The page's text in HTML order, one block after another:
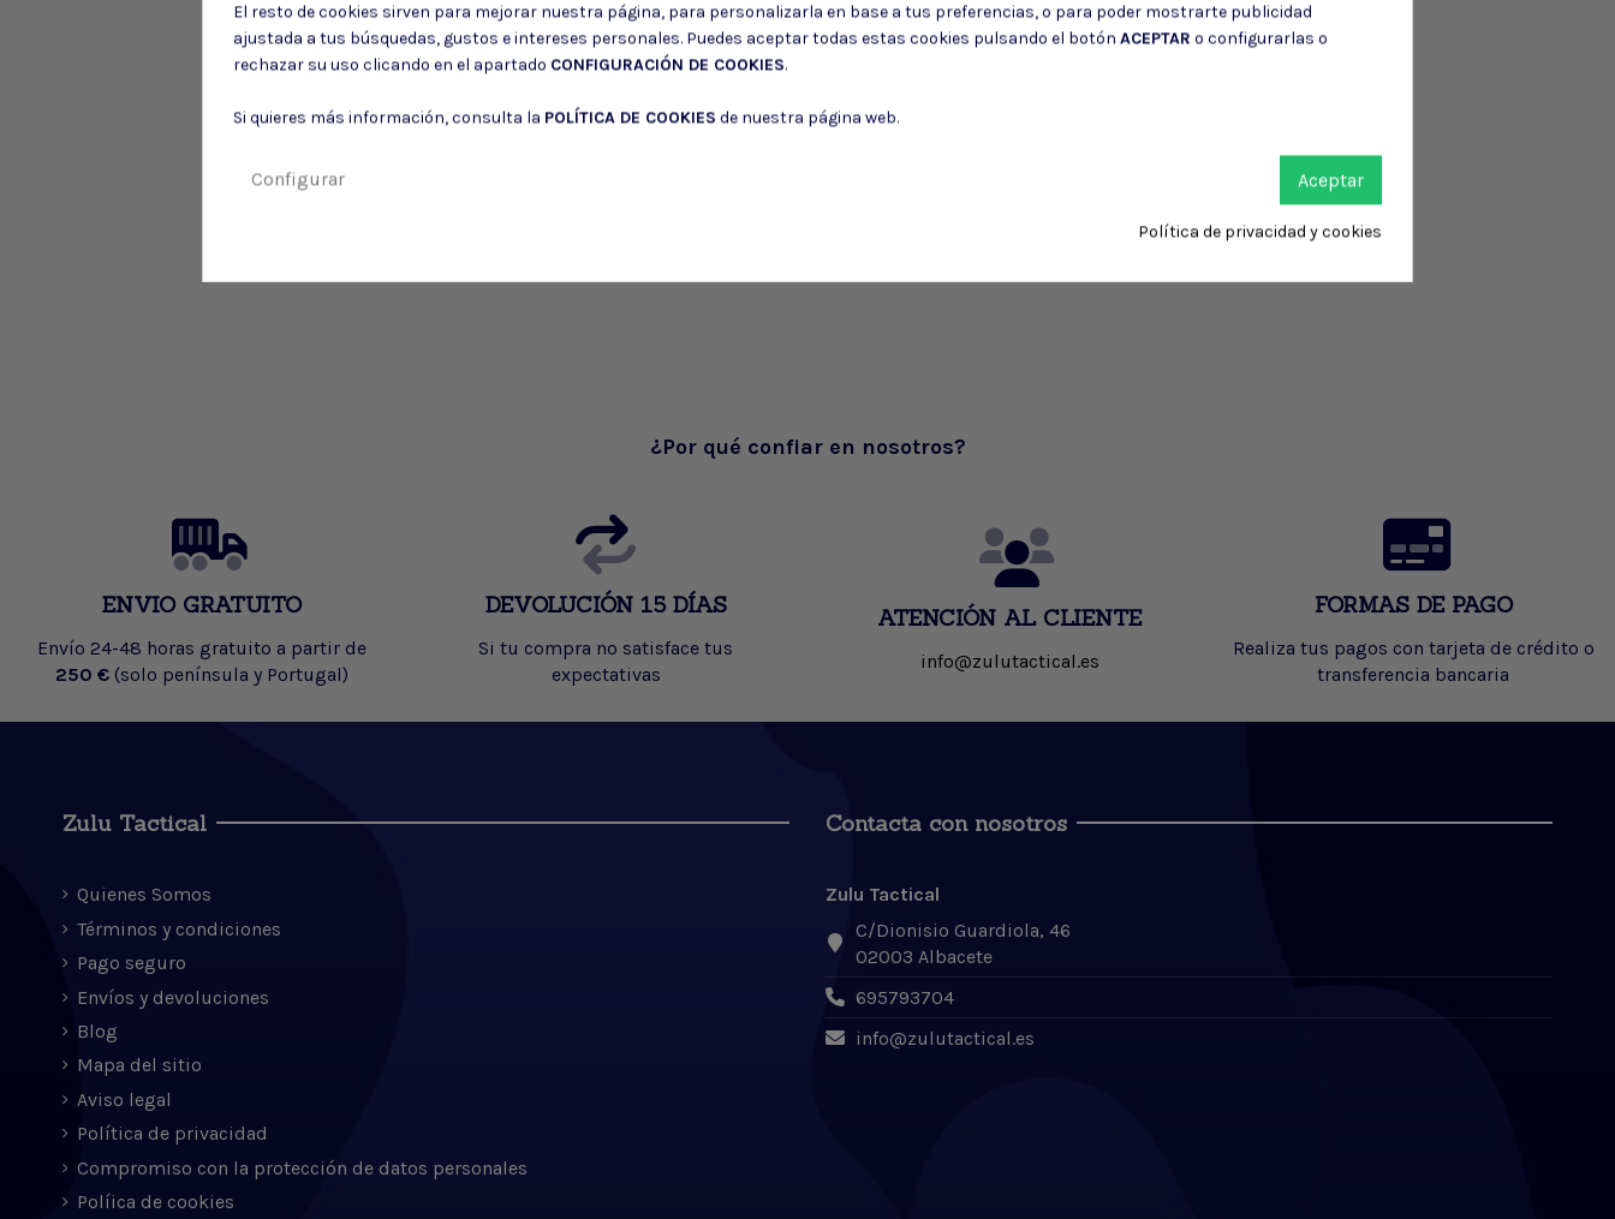
¿Por qué confiar en nosotros?
ENVIO GRATUITO
Envío 24-48 horas gratuito a partir de
250 € (solo península y Portugal)
DEVOLUCIÓN 15 DÍAS
Si tu compra no satisface tus
expectativas
ATENCIÓN AL CLIENTE
info@zulutactical.es
FORMAS DE PAGO
Realiza tus pagos con tarjeta de crédito o
transferencia bancaria
Zulu Tactical
Quienes Somos
Términos y condiciones
Pago seguro
Envíos y devoluciones
Blog
Mapa del sitio
Aviso legal
Política de privacidad
Compromiso con la protección de datos personales
Políica de cookies
Contacta con nosotros
Zulu Tactical
C/Dionisio Guardiola, 46
02003 Albacete
695793704
info@zulutactical.es
El resto de cookies sirven para mejorar nuestra página, para personalizarla en base a tus preferencias, o para poder mostrarte publicidad
ajustada a tus búsquedas, gustos e intereses personales. Puedes aceptar todas estas cookies pulsando el botón ACEPTAR o configurarlas o
rechazar su uso clicando en el apartado CONFIGURACIÓN DE COOKIES.
Si quieres más información, consulta la POLÍTICA DE COOKIES de nuestra página web.
Aceptar
Configurar
Política de privacidad y cookies